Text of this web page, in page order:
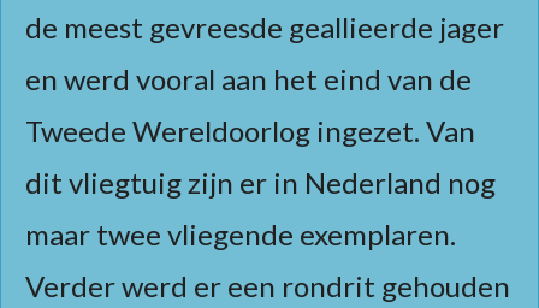
de meest gevreesde geallieerde jager
en werd vooral aan het eind van de
Tweede Wereldoorlog ingezet. Van
dit vliegtuig zijn er in Nederland nog
maar twee vliegende exemplaren.
Verder werd er een rondrit gehouden